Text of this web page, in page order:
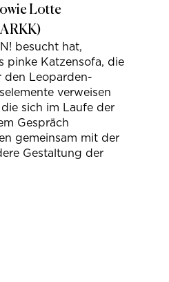
Lotte
besucht hat,
pinke Katzensofa, die
den Leoparden-
verweisen
sich im Laufe der
Gespräch
gemeinsam mit der
Gestaltung der